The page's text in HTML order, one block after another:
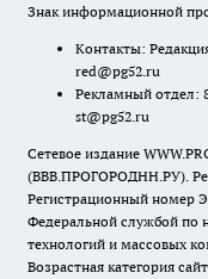
Знак информационной
Контакты:
red@pg52.ru
Рекламный отдел:
st@pg52.ru
Сетевое издание
(ВВВ.ПРОГОРОДНН.РУ).
Регистрационный номер
Федеральной службой по
технологий и массовых
Возрастная категория